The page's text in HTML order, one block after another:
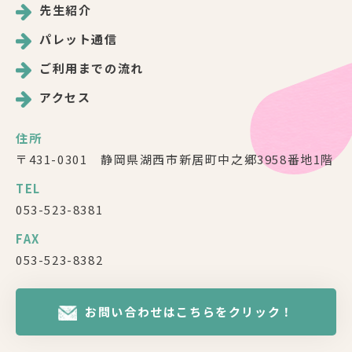
先生紹介
パレット通信
ご利用までの流れ
アクセス
住所
〒431-0301 静岡県湖西市新居町中之郷3958番地1階
TEL
053-523-8381
FAX
053-523-8382
お問い合わせはこちらをクリック！